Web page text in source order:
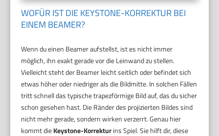
WOFÜR IST DIE KEYSTONE-KORREKTUR BEI
EINEM BEAMER?
Wenn du einen Beamer aufstellst, ist es nicht immer
möglich, ihn exakt gerade vor die Leinwand zu stellen.
Vielleicht steht der Beamer leicht seitlich oder befindet sich
etwas höher oder niedriger als die Bildmitte. In solchen Fällen
tritt schnell das typische trapezförmige Bild auf, das du sicher
schon gesehen hast. Die Ränder des projizierten Bildes sind
nicht mehr gerade, sondern wirken verzerrt. Genau hier
kommt dieKeystone-Korrekturins Spiel. Sie hilft dir, diese